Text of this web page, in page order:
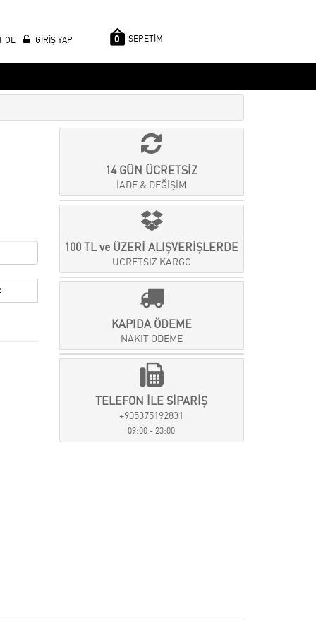
OL GİRİŞ YAP 0 SEPETİM
14 GÜN ÜCRETSİZ
İADE & DEĞİŞİM
100 TL ve ÜZERİ ALIŞVERİŞLERDE
ÜCRETSİZ KARGO
KAPIDA ÖDEME
NAKİT ÖDEME
TELEFON İLE SİPARİŞ
+905375192831
09:00 - 23:00